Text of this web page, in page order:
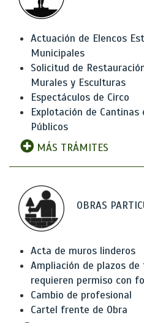
Actuación de Elencos
Municipales
Solicitud de
Murales y Esculturas
Espectáculos de Circo
Explotación de Cantinas
Públicos
MÁS TRÁMITES
OBRAS
Acta de muros linderos
Ampliación de plazos
requieren permiso con
Cambio de profesional
Cartel frente de Obra